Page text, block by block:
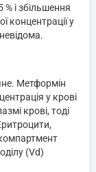
і збільшення
концентрації у
Метформін
у крові
крові, тоді
(Vd)